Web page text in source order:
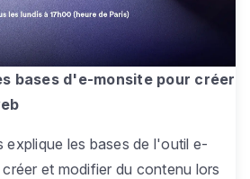
pagessans limite pour
activité, votre passion
votre site dynamique
bases d'e-monsite pour créer
explique les bases de l'outil e-
et modifier du contenu lors